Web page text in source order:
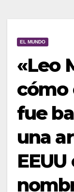
EL MUNDO
«Leo
cómo
fue
una